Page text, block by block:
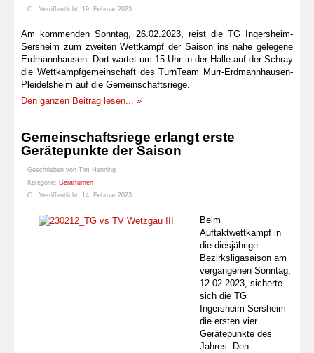
Veröffentlicht: 19. Februar 2023
Am kommenden Sonntag, 26.02.2023, reist die TG Ingersheim-
Sersheim zum zweiten Wettkampf der Saison ins nahe gelegene
Erdmannhausen. Dort wartet um 15 Uhr in der Halle auf der Schray
die Wettkampfgemeinschaft des TurnTeam Murr-Erdmannhausen-
Pleidelsheim auf die Gemeinschaftsriege.
Den ganzen Beitrag lesen... »
Gemeinschaftsriege erlangt erste
Gerätepunkte der Saison
Geschrieben von Tim Henning
Kategorie: Gerätturnen
Veröffentlicht: 14. Februar 2023
Beim
Auftaktwettkampf in
die diesjährige
Bezirksligasaison am
vergangenen Sonntag,
12.02.2023, sicherte
sich die TG
Ingersheim-Sersheim
die ersten vier
Gerätepunkte des
Jahres. Den